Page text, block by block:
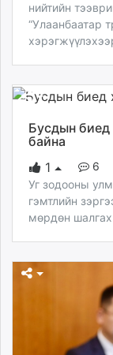
нийтийн
“Улаанбаатар
Бусдын биед
байна
1
6
Уг зодооны
гэмтлийн
мөрдөн